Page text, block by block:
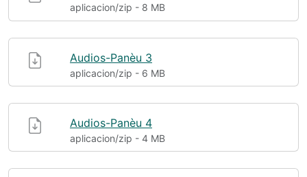
aplicacion/zip - 8 MB
Audios-Panèu 3
aplicacion/zip - 6 MB
Audios-Panèu 4
aplicacion/zip - 4 MB